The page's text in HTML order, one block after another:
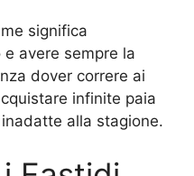
significa
avere sempre la
dover correre ai
infinite paia
alla stagione.